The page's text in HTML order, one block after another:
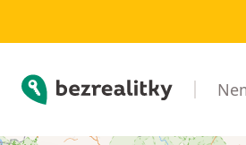
Bezrealitky